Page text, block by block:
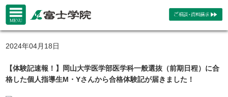
2024年04月18日
【体験記速報！】岡山大学医学部医学科一般選抜（前期日程）に合
格した個人指導生M・Yさんから合格体験記が届きました！